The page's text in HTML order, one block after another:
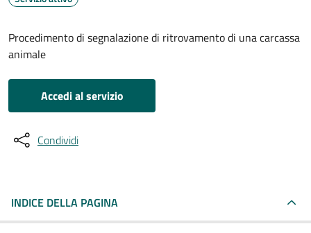
Procedimento di segnalazione di ritrovamento di una carcassa
animale
Accedi al servizio
Condividi
INDICE DELLA PAGINA